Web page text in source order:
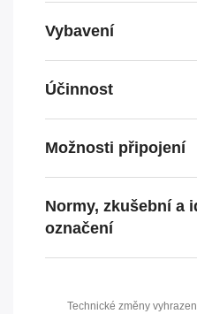
Vybavení
Účinnost
Možnosti připojení
Normy, zkušební a
označení
Technické změny